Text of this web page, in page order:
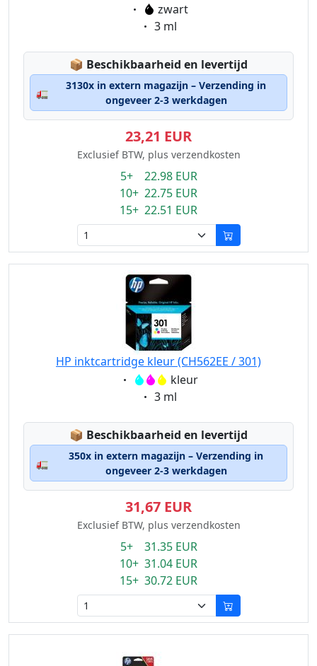
Eigenschaft:
zwart
Eigenschaft:
3 ml
📦 Lagerstatus:
Beschikbaarheid en levertijd
🚛
3130x in extern magazijn – Verzending in
ongeveer 2-3 werkdagen
23,21 EUR
Exclusief BTW, plus verzendkosten
5+ 22.98 EUR
10+ 22.75 EUR
15+ 22.51 EUR
HP inktcartridge kleur (CH562EE / 301)
Eigenschaft:kleur
Eigenschaft:
3 ml
📦 Lagerstatus:
Beschikbaarheid en levertijd
🚛
350x in extern magazijn – Verzending in
ongeveer 2-3 werkdagen
31,67 EUR
Exclusief BTW, plus verzendkosten
5+ 31.35 EUR
10+ 31.04 EUR
15+ 30.72 EUR